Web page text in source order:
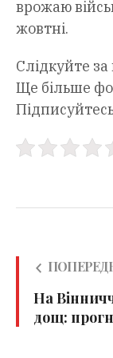
врожаю
жовтні.
Слідкуйте
Ще більше
На
дощ: